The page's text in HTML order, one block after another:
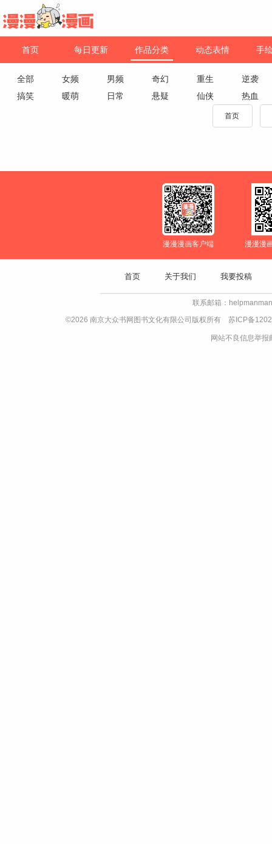
首页 每日更新 作品分类 动态表情 手
全部 女频 男频 奇幻 重生
逆袭
搞笑
暖萌 日常 悬疑 仙侠 热血
首页
漫漫漫画客户端 漫漫漫
首页 关于我们 我要投稿
联系邮箱：
©2026 南京大众书网图书文化有限公司版权所有 苏ICP备
网站不良信息举